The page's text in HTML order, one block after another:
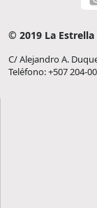
© 2019 La
C/ Alejandro A.
Teléfono: +507 204-